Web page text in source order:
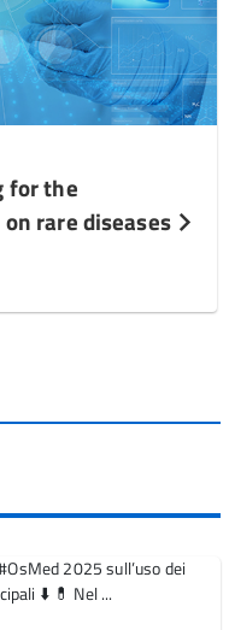
for the
rare diseases
2025 sull’uso dei
⬇️ 💊 Nel ...